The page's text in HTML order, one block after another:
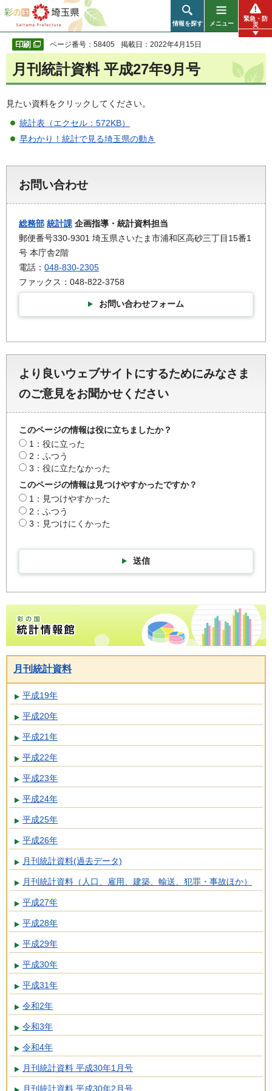
彩の国 埼玉県
情報を探す メニュー
緊急・防
災
ページ番号：58405 掲載日：2022年4月15日
月刊統計資料 平成27年9月号
見たい資料をクリックしてください。
統計表（エクセル：572KB）
早わかり！統計で見る埼玉県の動き
お問い合わせ
総務部 統計課 企画指導・統計資料担当
郵便番号330-9301 埼玉県さいたま市浦和区高砂三丁目15番1
号 本庁舎2階
電話： 048-830-2305
ファックス：048-822-3758
お問い合わせフォーム
より良いウェブサイトにするためにみなさま
のご意見をお聞かせください
このページの情報は役に立ちましたか？
1：役に立った
2：ふつう
3：役に立たなかった
このページの情報は見つけやすかったですか？
1：見つけやすかった
2：ふつう
3：見つけにくかった
送信
彩の国統計情報館トップページ
月刊統計資料
平成19年
平成20年
平成21年
平成22年
平成23年
平成24年
平成25年
平成26年
月刊統計資料(過去データ)
月刊統計資料（人口、雇用、建築、輸送、犯罪・事故ほか）
平成27年
平成28年
平成29年
平成30年
平成31年
令和2年
令和3年
令和4年
月刊統計資料 平成30年1月号
月刊統計資料 平成30年2月号